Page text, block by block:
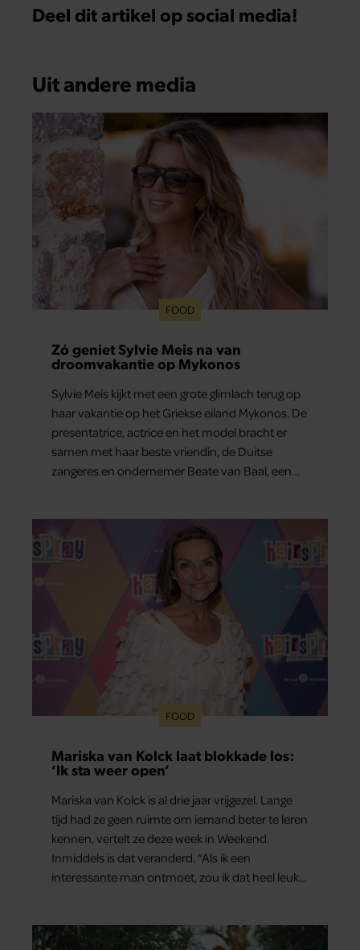
Deel dit artikel op social media!
Uit andere media
FOOD
Zó geniet Sylvie Meis na van
droomvakantie op Mykonos
Sylvie Meis kijkt met een grote glimlach terug op
haar vakantie op het Griekse eiland Mykonos. De
presentatrice, actrice en het model bracht er
samen met haar beste vriendin, de Duitse
zangeres en ondernemer Beate van Baal, een
bestemming én vertelt ze hoe bijzonder de reis
voor haar is geweest.
FOOD
Mariska van Kolck laat blokkade los:
‘Ik sta weer open’
Mariska van Kolck is al drie jaar vrijgezel. Lange
tijd had ze geen ruimte om iemand beter te leren
kennen, vertelt ze deze week in Weekend.
Inmiddels is dat veranderd. “Als ik een
interessante man ontmoet, zou ik dat heel leuk